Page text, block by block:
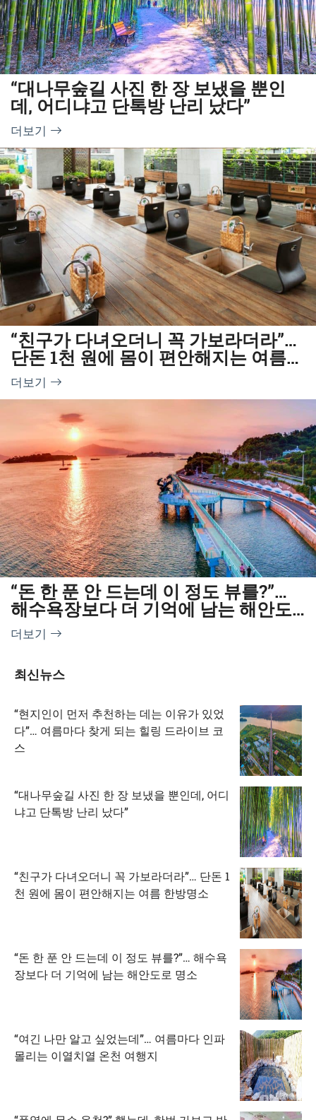
“대나무숲길 사진 한 장 보냈을 뿐인
데, 어디냐고 단톡방 난리 났다”
더보기
“친구가 다녀오더니 꼭 가보라더라”…
단돈 1천 원에 몸이 편안해지는 여름
한방명소
더보기
“돈 한 푼 안 드는데 이 정도 뷰를?”…
해수욕장보다 더 기억에 남는 해안도
로 명소
더보기
최신뉴스
“현지인이 먼저 추천하는 데는 이유가 있었
다”… 여름마다 찾게 되는 힐링 드라이브 코
스
“대나무숲길 사진 한 장 보냈을 뿐인데, 어디
냐고 단톡방 난리 났다”
“친구가 다녀오더니 꼭 가보라더라”… 단돈 1
천 원에 몸이 편안해지는 여름 한방명소
“돈 한 푼 안 드는데 이 정도 뷰를?”… 해수욕
장보다 더 기억에 남는 해안도로 명소
“여긴 나만 알고 싶었는데”… 여름마다 인파
몰리는 이열치열 온천 여행지